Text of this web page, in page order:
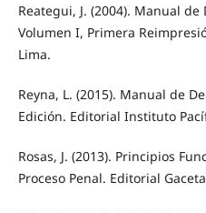
Reategui, J. (2004). Manual
Volumen I, Primera
Lima.
Reyna, L. (2015). Manual de
Edición. Editorial Instituto
Rosas, J. (2013). Principios
Proceso Penal. Editorial